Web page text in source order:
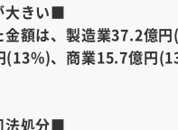
大きい■
金額は、製造業37.2億
(13%)、商業15.7億円
法処分■